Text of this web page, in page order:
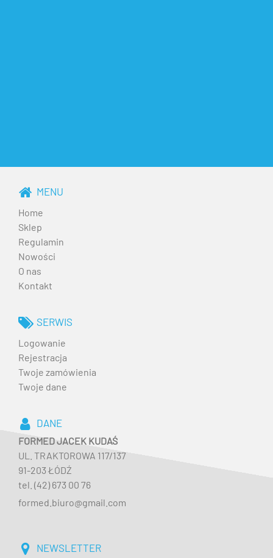
MENU
Home
Sklep
Regulamin
Nowości
O nas
Kontakt
SERWIS
Logowanie
Rejestracja
Twoje zamówienia
Twoje dane
DANE
FORMED JACEK KUDAŚ
UL. TRAKTOROWA 117/137
91-203 ŁÓDŹ
tel. (42) 673 00 76
formed.biuro@gmail.com
NEWSLETTER